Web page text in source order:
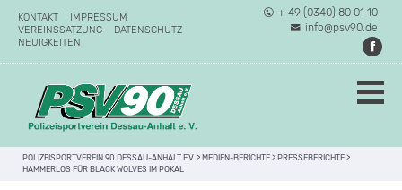
KONTAKT
IMPRESSUM
VEREINSSATZUNG
DATENSCHUTZ
NEUIGKEITEN
+ 49 (0340) 80 01 10
info@psv90.de
POLIZEISPORTVEREIN 90 DESSAU-ANHALT E.V. > MEDIEN-BERICHTE > PRESSEBERICHTE >
HAMMERLOS FÜR BLACK WOLVES IM POKAL